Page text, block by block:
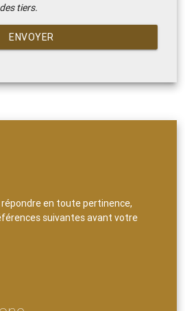
tiers.
ENVOYER
en toute pertinence,
suivantes avant votre